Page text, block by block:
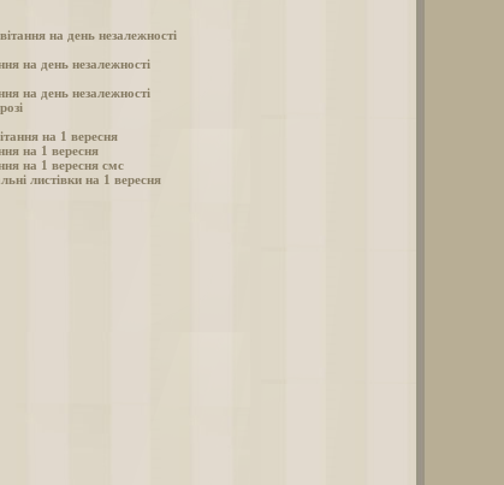
на день незалежності
на день незалежності
на день незалежності
на 1 вересня
на 1 вересня
на 1 вересня смс
листівки на 1 вересня